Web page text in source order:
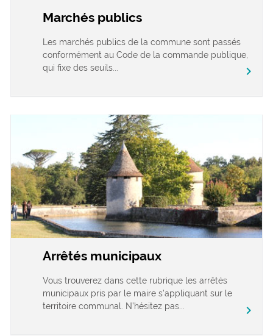
Marchés publics
Les marchés publics de la commune sont passés
conformément au Code de la commande publique,
qui fixe des seuils...
chevron_right
Arrêtés municipaux
Vous trouverez dans cette rubrique les arrêtés
municipaux pris par le maire s’appliquant sur le
territoire communal. N’hésitez pas...
chevron_right